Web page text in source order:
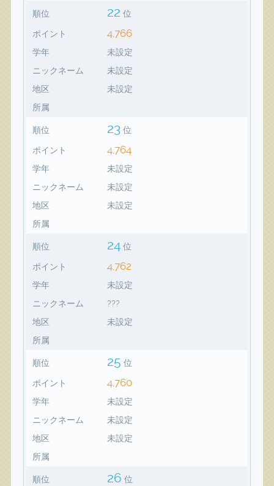
順位 22 位
ポイント 4,766
学年
未設定
ニックネーム
未設定
地区
未設定
所属
順位 23 位
ポイント 4,764
学年
未設定
ニックネーム
未設定
地区
未設定
所属
順位 24 位
ポイント 4,762
学年
未設定
ニックネーム
???
地区
未設定
所属
順位 25 位
ポイント 4,760
学年
未設定
ニックネーム
未設定
地区
未設定
所属
順位 26 位